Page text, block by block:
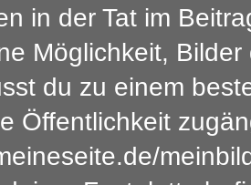
in der Tat im
Möglichkeit,
du zu einem
Öffentlichkeit